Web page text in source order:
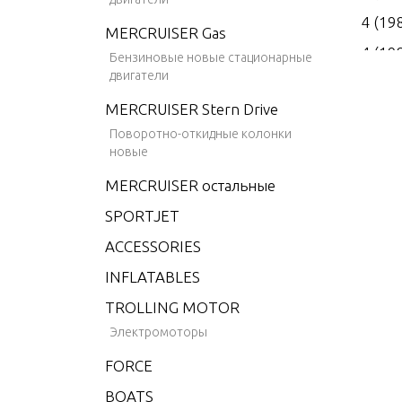
MERCRUISER Gas
Бензиновые новые стационарные
двигатели
MERCRUISER Stern Drive
Поворотно-откидные колонки
новые
MERCRUISER остальные
SPORTJET
ACCESSORIES
INFLATABLES
TROLLING MOTOR
Электромоторы
FORCE
BOATS
4
4